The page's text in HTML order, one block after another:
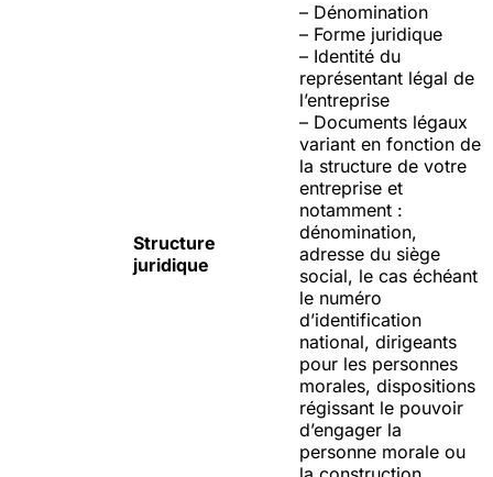
Structure
juridique
– Dénomination
– Forme juridique
– Identité du
représentant légal de
l’entreprise
– Documents légaux
variant en fonction de
la structure de votre
entreprise et
notamment :
dénomination,
adresse du siège
social, le cas échéant
le numéro
d’identification
national, dirigeants
pour les personnes
morales, dispositions
régissant le pouvoir
d’engager la
personne morale ou